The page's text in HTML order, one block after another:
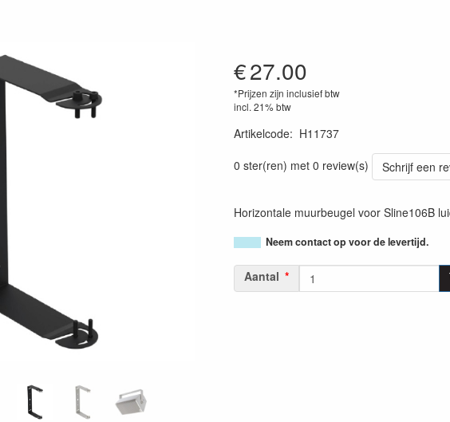
€27.00
*Prijzen zijn inclusief btw
incl. 21% btw
Artikelcode: H11737
0 ster(ren) met 0 review(s)
Schrijf een
Horizontale muurbeugel voor Sline106B
Neem contact op voor de levertijd.
Aantal